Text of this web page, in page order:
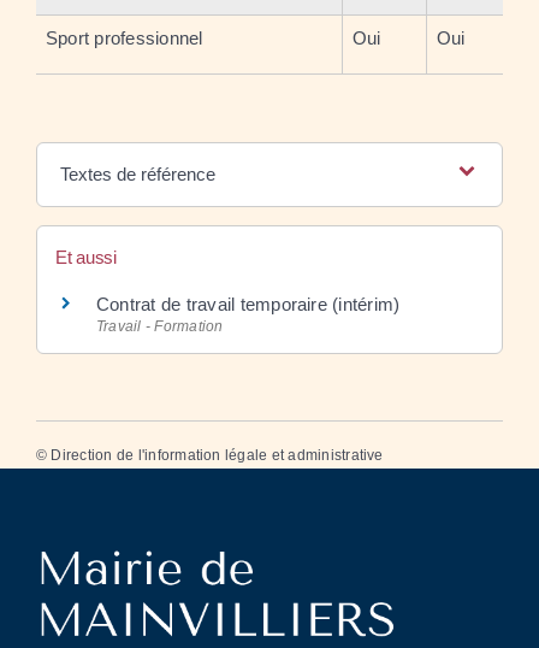
Sport professionnel Oui Oui
Textes de référence
Et aussi
Contrat de travail temporaire (intérim)
Travail - Formation
© Direction de l'information légale et administrative